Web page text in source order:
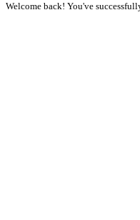
Welcome back! You've